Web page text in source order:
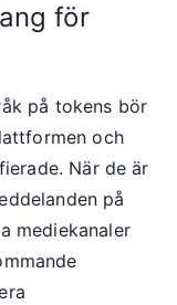
för
på tokens bör
och
När de är
på
mediekanaler